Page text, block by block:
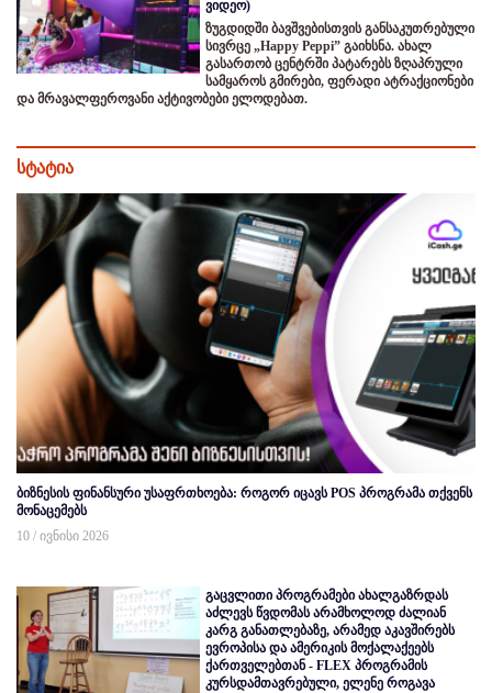
ვიდეო)
ზუგდიდში ბავშვებისთვის განსაკუთრებული
სივრცე „Happy Peppi” გაიხსნა. ახალ
გასართობ ცენტრში პატარებს ზღაპრული
სამყაროს გმირები, ფერადი ატრაქციონები
და მრავალფეროვანი აქტივობები ელოდებათ.
სტატია
ბიზნესის ფინანსური უსაფრთხოება: როგორ იცავს POS პროგრამა თქვენს
მონაცემებს
10 / ივნისი 2026
გაცვლითი პროგრამები ახალგაზრდას
აძლევს წვდომას არამხოლოდ ძალიან
კარგ განათლებაზე, არამედ აკავშირებს
ევროპისა და ამერიკის მოქალაქეებს
ქართველებთან - FLEX პროგრამის
კურსდამთავრებული, ელენე როგავა